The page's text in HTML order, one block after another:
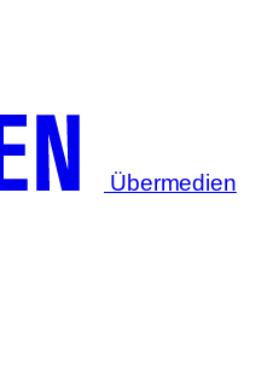
Übermedien